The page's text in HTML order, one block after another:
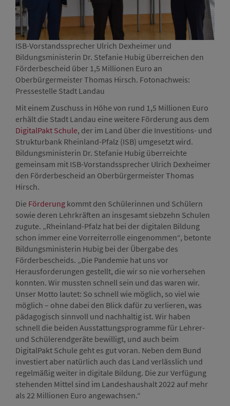
ISB-Vorstandssprecher Ulrich Dexheimer und
Bildungsministerin Dr. Stefanie Hubig überreichen den
Förderbescheid über 1,5 Millionen Euro an
Oberbürgermeister Thomas Hirsch. Fotonachweis:
Pressestelle Stadt Landau
Mit einem Zuschuss in Höhe von rund 1,5 Millionen Euro
erhält die Stadt Landau eine weitere Förderung aus dem
DigitalPakt Schule, der im Land über die Investitions- und
Strukturbank Rheinland-Pfalz (ISB) umgesetzt wird.
Bildungsministerin Dr. Stefanie Hubig überreichte
gemeinsam mit ISB-Vorstandssprecher Ulrich Dexheimer
den Förderbescheid an Oberbürgermeister Thomas
Hirsch.
Die Förderung kommt den Schülerinnen und Schülern
sowie deren Lehrkräften an insgesamt siebzehn Schulen
zugute. „Rheinland-Pfalz hat bei der digitalen Bildung
schon immer eine Vorreiterrolle eingenommen“, betonte
Bildungsministerin Hubig bei der Übergabe des
Förderbescheids. „Die Pandemie hat uns vor
Herausforderungen gestellt, die wir so nie vorhersehen
konnten. Wir mussten schnell sein und das waren wir.
Unser Motto lautet: So schnell wie möglich, so viel wie
möglich – ohne dabei den Blick dafür zu verlieren, was
pädagogisch sinnvoll und nachhaltig ist. Wir haben
schnell die beiden Ausstattungsprogramme für Lehrer-
und Schülerendgeräte bewilligt, und auch beim
DigitalPakt Schule geht es gut voran. Neben dem Bund
investiert aber natürlich auch das Land verlässlich und
regelmäßig weiter in digitale Bildung. Die zur Verfügung
stehenden Mittel sind im Landeshaushalt 2022 auf mehr
als 22 Millionen Euro angewachsen.“